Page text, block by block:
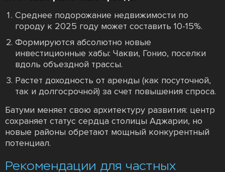
Среднее подорожание недвижимости по
городу к 2025 году может составить 10-15%.
Формируются абсолютно новые
инвестиционные хабы: Чакви, Гонио, поселки
вдоль объездной трассы.
Растет доходность от аренды (как посуточной,
так и долгосрочной) за счет повышения спроса.
Батуми меняет свою архитектуру развития: центр
сохраняет статус сердца столицы Аджарии, но
новые районы обретают мощный конкурентный
потенциал.
Рекомендации для частных